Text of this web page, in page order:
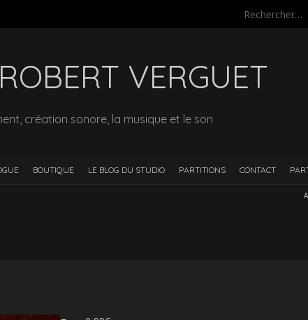
Rechercher :
VERGUET
création sonore, la musique et le son
BOUTIQUE LE BLOG DU STUDIO PARTITIONS CONTACT